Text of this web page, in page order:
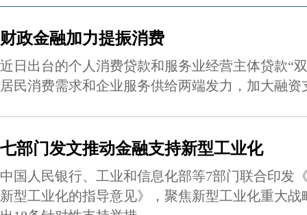
财政金融加力提振消费
近日出台的个人消费贷款和服务业经营主体贷款“
居民消费需求和企业服务供给两端发力，加大融资
七部门发文推动金融支持新型工业化
中国人民银行、工业和信息化部等7部门联合印发
新型工业化的指导意见》，聚焦新型工业化重大战